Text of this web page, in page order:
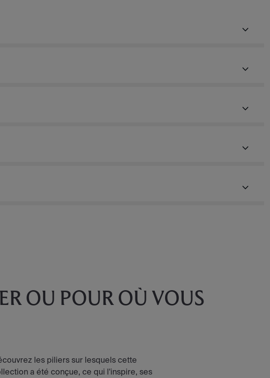
OU POUR OÙ VOUS
les piliers sur lesquels cette
a été conçue, ce qui l'inspire, ses